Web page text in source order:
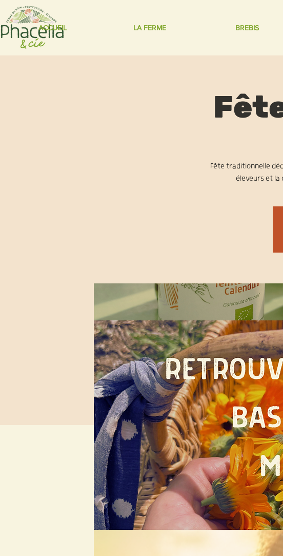
ACCUEIL LA FERME BREBIS
Fête traditionnelle
éleveurs et la